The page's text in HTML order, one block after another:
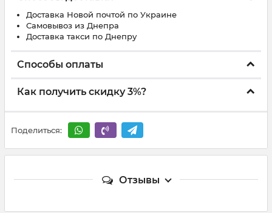
Доставка Новой почтой по Украине
Самовывоз из Днепра
Доставка такси по Днепру
Способы оплаты
Как получить скидку 3%?
Поделиться:
Отзывы